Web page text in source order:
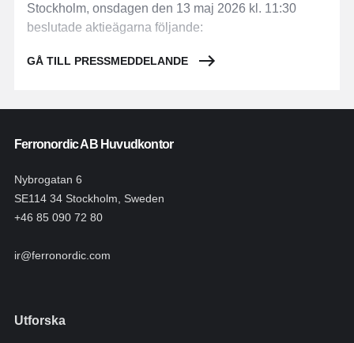
Stockholm, onsdagen den 13 maj 2026 kl. 11:30
beslutade aktieägarna följande:
GÅ TILL PRESSMEDDELANDE
Ferronordic AB Huvudkontor
Nybrogatan 6
SE114 34 Stockholm, Sweden
+46 85 090 72 80
ir@ferronordic.com
Utforska